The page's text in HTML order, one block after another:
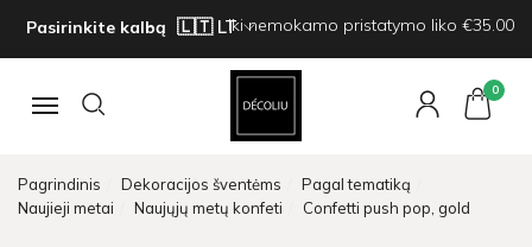
Pasirinkite kalbą Iki nemokamo pristatymo liko €35.00
Navigacija
0
Pagrindinis Dekoracijos šventėms
Pagal tematiką
Naujieji metai
Naujųjų metų konfeti Confetti push pop, gold